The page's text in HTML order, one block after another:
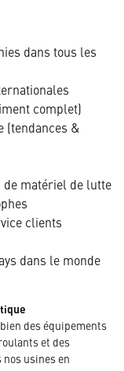
dans tous les
complet)
(tendances &
matériel de lutte
clients
dans le monde
des équipements
et des
usines en